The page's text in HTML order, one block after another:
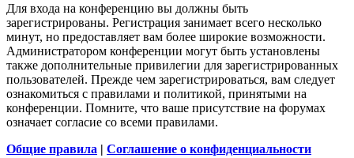
Для входа на конференцию вы должны быть
зарегистрированы. Регистрация занимает всего несколько
минут, но предоставляет вам более широкие возможности.
Администратором конференции могут быть установлены
также дополнительные привилегии для зарегистрированных
пользователей. Прежде чем зарегистрироваться, вам следует
ознакомиться с правилами и политикой, принятыми на
конференции. Помните, что ваше присутствие на форумах
означает согласие со всеми правилами.
Общие правила | Соглашение о конфиденциальности